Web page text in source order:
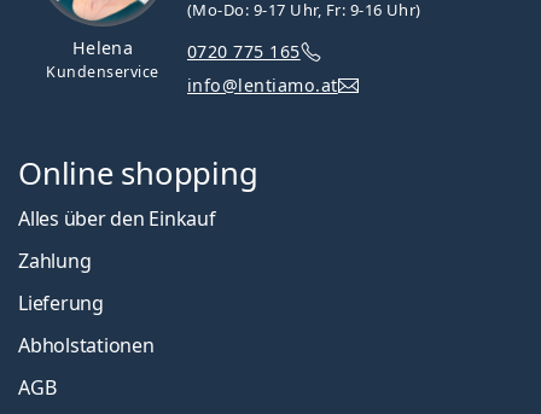
Helena
Kundenservice
(Mo-Do: 9-17 Uhr, Fr: 9-16 Uhr)
0720 775 165
info@lentiamo.at
Online shopping
Alles über den Einkauf
Zahlung
Lieferung
Abholstationen
AGB